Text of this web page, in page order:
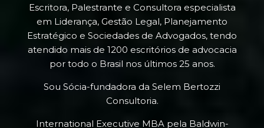
Escritora, Palestrante e Consultora especialista
em Liderança, Gestão Legal, Planejamento
Estratégico e Sociedades de Advogados, tendo
atendido mais de 1200 escritórios de advocacia
por todo o Brasil nos últimos 25 anos.
Sou Sócia-fundadora da Selem Bertozzi
Consultoria.
International Executive MBA pela Baldwin-